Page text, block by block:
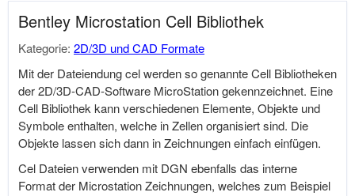
Bentley Microstation Cell Bibliothek
Kategorie: 2D/3D und CAD Formate
Mit der Dateiendung cel werden so genannte Cell Bibliotheken
der 2D/3D-CAD-Software MicroStation gekennzeichnet. Eine
Cell Bibliothek kann verschiedenen Elemente, Objekte und
Symbole enthalten, welche in Zellen organisiert sind. Die
Objekte lassen sich dann in Zeichnungen einfach einfügen.
Cel Dateien verwenden mit DGN ebenfalls das interne
Format der Microstation Zeichnungen, welches zum Beispiel